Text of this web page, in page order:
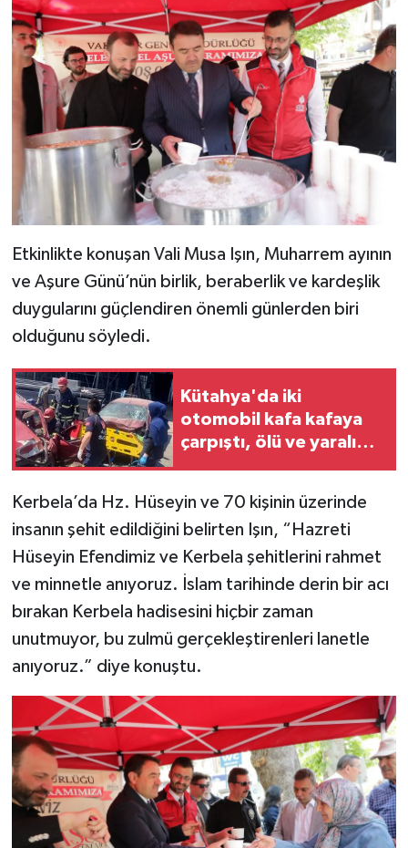
Etkinlikte konuşan Vali Musa Işın, Muharrem ayının
ve Aşure Günü’nün birlik, beraberlik ve kardeşlik
duygularını güçlendiren önemli günlerden biri
olduğunu söyledi.
Kütahya'da iki
otomobil kafa kafaya
çarpıştı, ölü ve yaralı
Kerbela’da Hz. Hüseyin ve 70 kişinin üzerinde
insanın şehit edildiğini belirten Işın, “Hazreti
Hüseyin Efendimiz ve Kerbela şehitlerini rahmet
ve minnetle anıyoruz. İslam tarihinde derin bir acı
bırakan Kerbela hadisesini hiçbir zaman
unutmuyor, bu zulmü gerçekleştirenleri lanetle
anıyoruz.” diye konuştu.
Resmi İlan
Rüya Tabirleri
Sağlık
Şaphane
Simav
Spor
Teknoloji
Türkiye
Video Galeri
Yaşam
Yemek Tarifleri